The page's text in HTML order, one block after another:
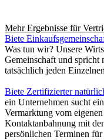
Mehr Ergebnisse für
Biete
Was tun wir? Unsere
Gemeinschaft und spricht
tatsächlich jeden
Biete Zertifizierter
ein Unternehmen sucht
Vermarktung vom
Kontaktanbahnung mit
persönlichen Terminen für